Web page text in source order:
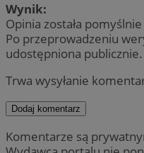
Wynik:
Opinia została
Po przeprowadzeniu
udostępniona publicznie.
Trwa wysyłanie
Dodaj komentarz
Komentarze są